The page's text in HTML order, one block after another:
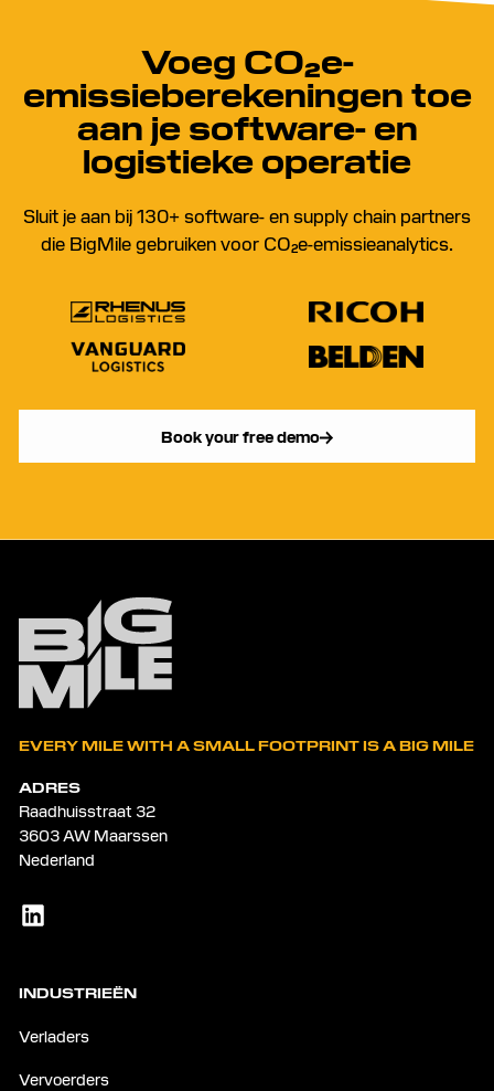
Voeg CO₂e-
emissieberekeningen toe
aan je software- en
logistieke operatie
Sluit je aan bij 130+ software- en supply chain partners
die BigMile gebruiken voor CO₂e-emissieanalytics.
Book your free demo
EVERY MILE WITH A SMALL FOOTPRINT IS A BIG MILE
ADRES
Raadhuisstraat 32
3603 AW Maarssen
Nederland
INDUSTRIEËN
Verladers
Vervoerders